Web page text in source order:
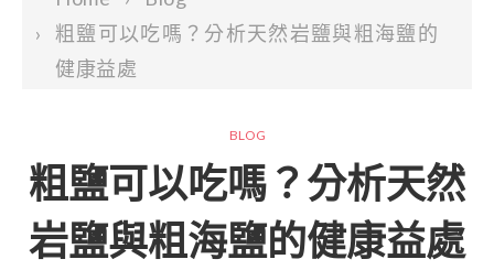
粗鹽可以吃嗎？分析天然岩鹽與粗海鹽的
健康益處
BLOG
粗鹽可以吃嗎？分析天然
岩鹽與粗海鹽的健康益處